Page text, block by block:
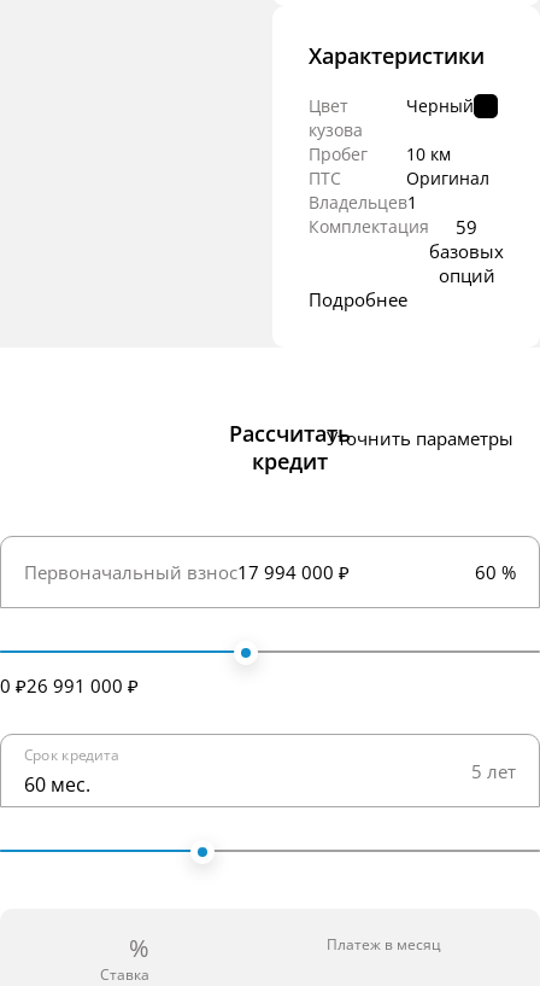
Характеристики
Цвет
кузова
Черный
Пробег
10 км
ПТС
Оригинал
Владельцев1
Комплектация
59
базовых
опций
Подробнее
Рассчитать
кредит
Уточнить параметры
Первоначальный взнос17 994 000 ₽ 60 %
0 ₽26 991 000 ₽
Срок кредита
60 мес. 5 лет
%
Ставка
Платеж в месяц